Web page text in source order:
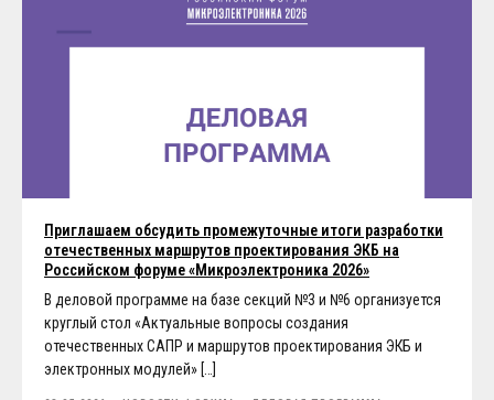
Приглашаем обсудить промежуточные итоги разработки
отечественных маршрутов проектирования ЭКБ на
Российском форуме «Микроэлектроника 2026»
В деловой программе на базе секций №3 и №6 организуется
круглый стол «Актуальные вопросы создания
отечественных САПР и маршрутов проектирования ЭКБ и
электронных модулей» […]